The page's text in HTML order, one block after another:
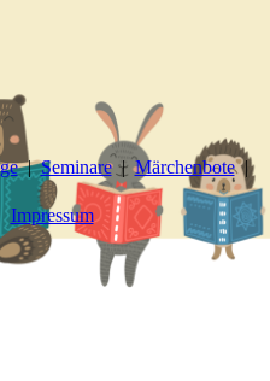
Seminare Märchenbote
Impressum